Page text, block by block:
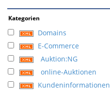
Kategorien
Domains
E-Commerce
Auktion:NG
online-Auktionen
Kundeninformationen